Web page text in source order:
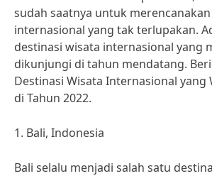
sudah saatnya untuk
internasional yang tak terlupakan.
destinasi wisata internasional yang
dikunjungi di tahun mendatang.
Destinasi Wisata Internasional yang
di Tahun 2022.
1. Bali, Indonesia
Bali selalu menjadi salah satu